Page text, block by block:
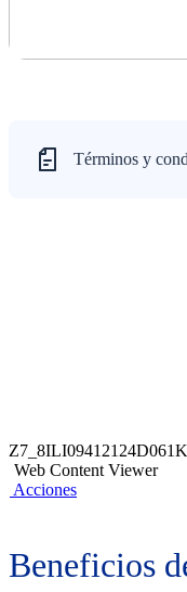
Términos y
Web Content Viewer
Acciones
Beneficios